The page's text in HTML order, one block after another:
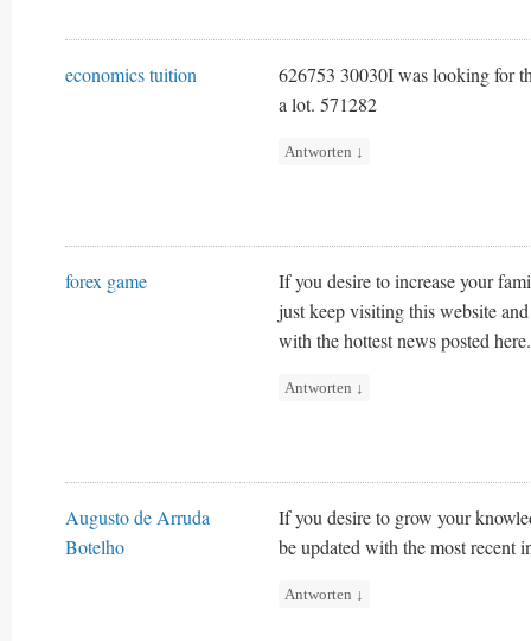
economics tuition
626753 30030I was looking for
a lot. 571282
Antworten ↓
forex game
If you desire to increase your
just keep visiting this website
with the hottest news posted here.
Antworten ↓
Augusto de Arruda
Botelho
If you desire to grow your
be updated with the most recent
Antworten ↓